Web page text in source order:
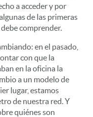
a acceder y por
de las primeras
comprender.
en el pasado,
con que la
en la oficina la
a un modelo de
lugar, estamos
de nuestra red. Y
quiénes son